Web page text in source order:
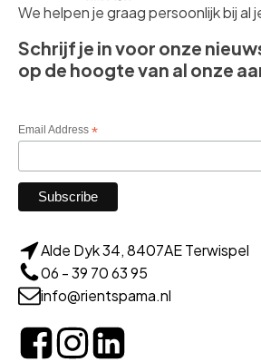
We helpen je graag persoonlijk bij al
Schrijf je in voor onze
op de hoogte van al onze
Email Address *
Alde Dyk 34, 8407AE Terwispel
06 - 39 70 63 95
info@rientspama.nl